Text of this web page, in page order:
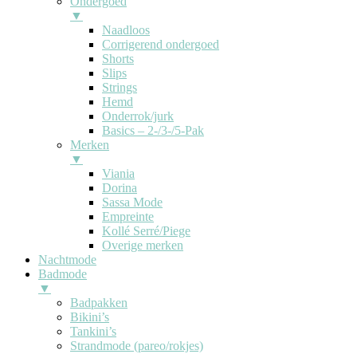
▼
Naadloos
Corrigerend ondergoed
Shorts
Slips
Strings
Hemd
Onderrok/jurk
Basics – 2-/3-/5-Pak
Merken
▼
Viania
Dorina
Sassa Mode
Empreinte
Kollé Serré/Piege
Overige merken
Nachtmode
Badmode
▼
Badpakken
Bikini’s
Tankini’s
Strandmode (pareo/rokjes)